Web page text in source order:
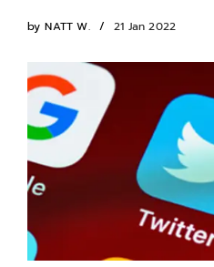
by NATT W. 21 Jan 2022